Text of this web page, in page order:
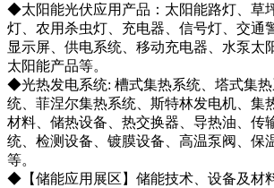
◆太阳能光伏应用产品：太阳能路灯、草
灯、农用杀虫灯、充电器、信号灯、交通
显示屏、供电系统、移动充电器、水泵太
太阳能产品等。
◆光热发电系统: 槽式集热系统、塔式集
统、菲涅尔集热系统、斯特林发电机、集
材料、储热设备、热交换器、导热油、传
统、检测设备、镀膜设备、高温泵阀、保
等。
◆【储能应用展区】储能技术、设备及材